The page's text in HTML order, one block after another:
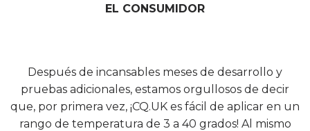
EL CONSUMIDOR
Después de incansables meses de desarrollo y
pruebas adicionales, estamos orgullosos de decir
que, por primera vez, ¡CQ.UK es fácil de aplicar en un
rango de temperatura de 3 a 40 grados! Al mismo